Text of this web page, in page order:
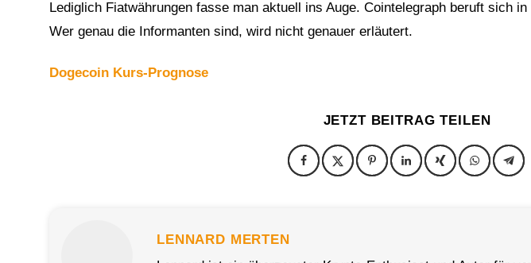
Lediglich Fiatwährungen fasse man aktuell ins Auge. Cointelegraph beruft sich
Wer genau die Informanten sind, wird nicht genauer erläutert.
Dogecoin Kurs-Prognose
JETZT BEITRAG TEILEN
LENNARD MERTEN